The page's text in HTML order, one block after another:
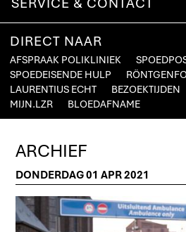
DIRECT NAAR
AFSPRAAK POLIKLINIEK
SPOEDEISENDE HULP
LAURENTIUS ECHT
BEZOEKTIJDEN
MIJN.LZR
BLOEDAFNAME
ARCHIEF
DONDERDAG 01 APR 2021